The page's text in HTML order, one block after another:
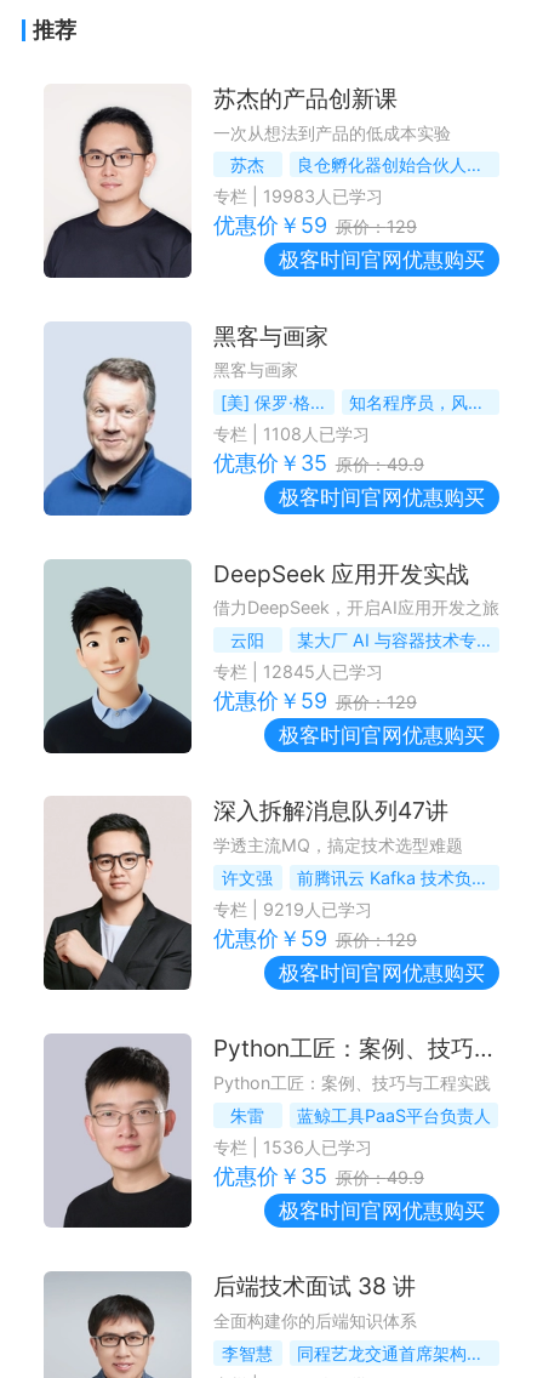
推荐
苏杰的产品创新课
一次从想法到产品的低成本实验
苏杰
良仓孵化器创始合伙人，《人人都是产品经理》系列图书作者
专栏
19983 人已学习
优惠价￥ 59 原价：129
极客时间官网优惠购买
黑客与画家
黑客与画家
[美] 保罗·格雷厄姆
知名程序员，风险投资家
专栏
1108 人已学习
优惠价￥ 35 原价：49.9
极客时间官网优惠购买
DeepSeek 应用开发实战
借力DeepSeek，开启AI应用开发之旅
云阳
某大厂 AI 与容器技术专家
专栏
12845 人已学习
优惠价￥ 59 原价：129
极客时间官网优惠购买
深入拆解消息队列47讲
学透主流MQ，搞定技术选型难题
许文强
前腾讯云 Kafka 技术负责人
专栏
9219 人已学习
优惠价￥ 59 原价：129
极客时间官网优惠购买
Python工匠：案例、技巧与工程实践
Python工匠：案例、技巧与工程实践
朱雷
蓝鲸工具PaaS平台负责人
专栏
1536 人已学习
优惠价￥ 35 原价：49.9
极客时间官网优惠购买
后端技术面试 38 讲
全面构建你的后端知识体系
李智慧
同程艺龙交通首席架构师，前Intel大数据架构师，《大型网站技术架构》作者